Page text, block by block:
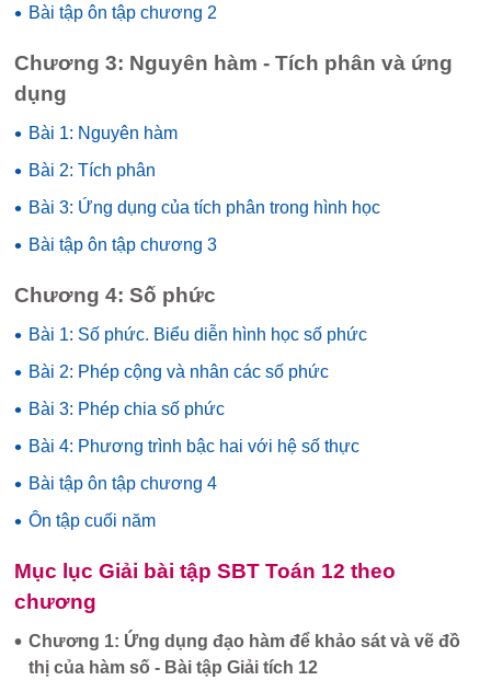
• Bài tập ôn tập chương 2
Chương 3: Nguyên hàm - Tích phân và ứng
dụng
• Bài 1: Nguyên hàm
• Bài 2: Tích phân
• Bài 3: Ứng dụng của tích phân trong hình học
• Bài tập ôn tập chương 3
Chương 4: Số phức
• Bài 1: Số phức. Biểu diễn hình học số phức
• Bài 2: Phép cộng và nhân các số phức
• Bài 3: Phép chia số phức
• Bài 4: Phương trình bậc hai với hệ số thực
• Bài tập ôn tập chương 4
• Ôn tập cuối năm
Mục lục Giải bài tập SBT Toán 12 theo
chương
• Chương 1: Ứng dụng đạo hàm để khảo sát và vẽ đồ
thị của hàm số - Bài tập Giải tích 12